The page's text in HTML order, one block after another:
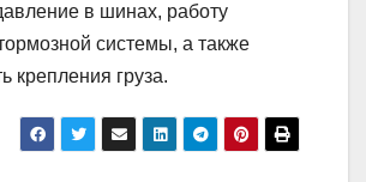
в шинах, работу
системы, а также
крепления груза.